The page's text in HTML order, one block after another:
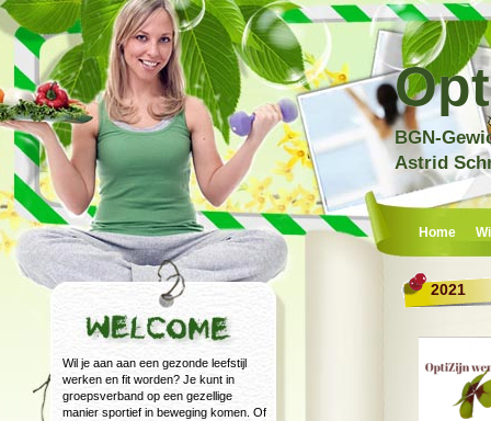
BGN-
Astrid
Home
Wil je aan aan een gezonde leefstijl
werken en fit worden? Je kunt in
groepsverband op een gezellige
manier sportief in beweging komen. Of
2021